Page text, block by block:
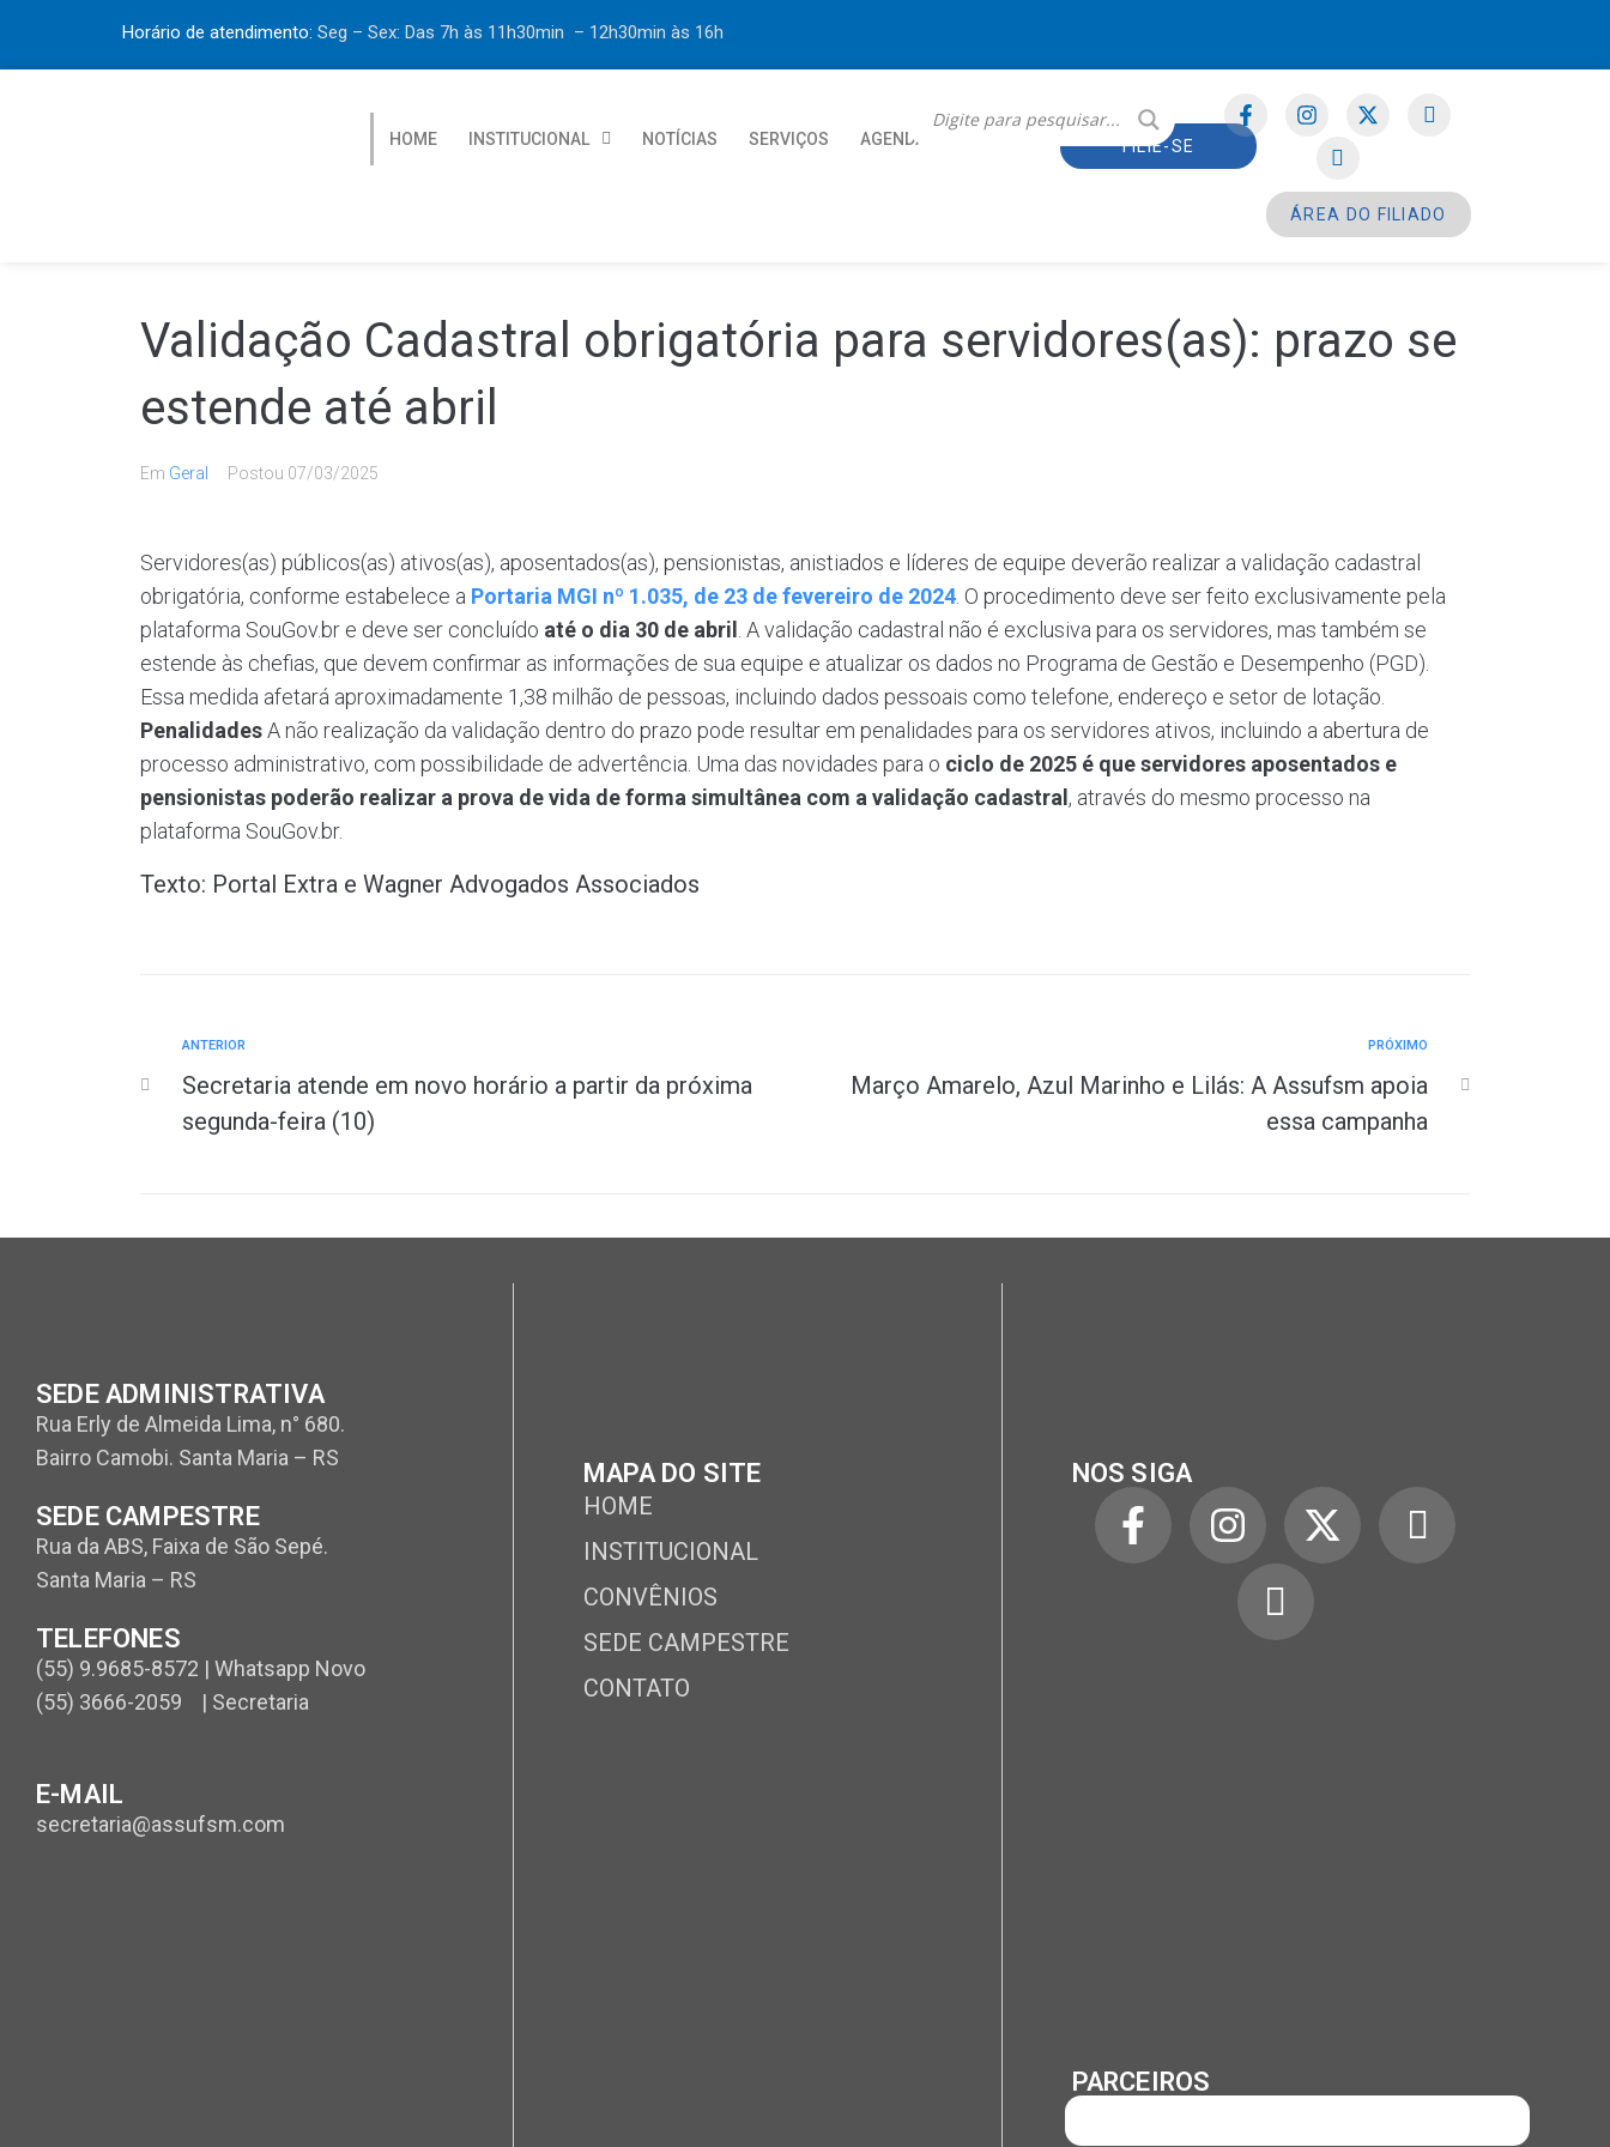
Horário de atendimento: Seg – Sex: Das 7h às 11h30min – 12h30min às 16h
HOME INSTITUCIONAL NOTÍCIAS SERVIÇOS AGENDA FILIE-SE
ÁREA DO FILIADO
Validação Cadastral obrigatória para servidores(as): prazo se
estende até abril
Em Geral Postou 07/03/2025
Servidores(as) públicos(as) ativos(as), aposentados(as), pensionistas, anistiados e líderes de equipe deverão realizar a validação cadastral
obrigatória, conforme estabelece a Portaria MGI nº 1.035, de 23 de fevereiro de 2024 . O procedimento deve ser feito exclusivamente pela
plataforma SouGov.br e deve ser concluído até o dia 30 de abril
. A validação cadastral não é exclusiva para os servidores, mas também se
estende às chefias, que devem confirmar as informações de sua equipe e atualizar os dados no Programa de Gestão e Desempenho (PGD).
Essa medida afetará aproximadamente 1,38 milhão de pessoas, incluindo dados pessoais como telefone, endereço e setor de lotação.
PenalidadesA não realização da validação dentro do prazo pode resultar em penalidades para os servidores ativos, incluindo a abertura de
processo administrativo, com possibilidade de advertência. Uma das novidades para o ciclo de 2025 é que servidores aposentados e
pensionistas poderão realizar a prova de vida de forma simultânea com a validação cadastral , através do mesmo processo na
plataforma SouGov.br.
Texto: Portal Extra e Wagner Advogados Associados
ANTERIOR
Secretaria atende em novo horário a partir da próxima
segunda-feira (10)
PRÓXIMO
Março Amarelo, Azul Marinho e Lilás: A Assufsm apoia
essa campanha
SEDE ADMINISTRATIVA
Rua Erly de Almeida Lima, n° 680.
Bairro Camobi. Santa Maria – RS
SEDE CAMPESTRE
Rua da ABS, Faixa de São Sepé.
Santa Maria – RS
TELEFONES
(55) 9.9685-8572 | Whatsapp Novo
(55) 3666-2059 | Secretaria
E-MAIL
secretaria@assufsm.com
MAPA DO SITE
HOME
INSTITUCIONAL
CONVÊNIOS
SEDE CAMPESTRE
CONTATO
NOS SIGA
PARCEIROS